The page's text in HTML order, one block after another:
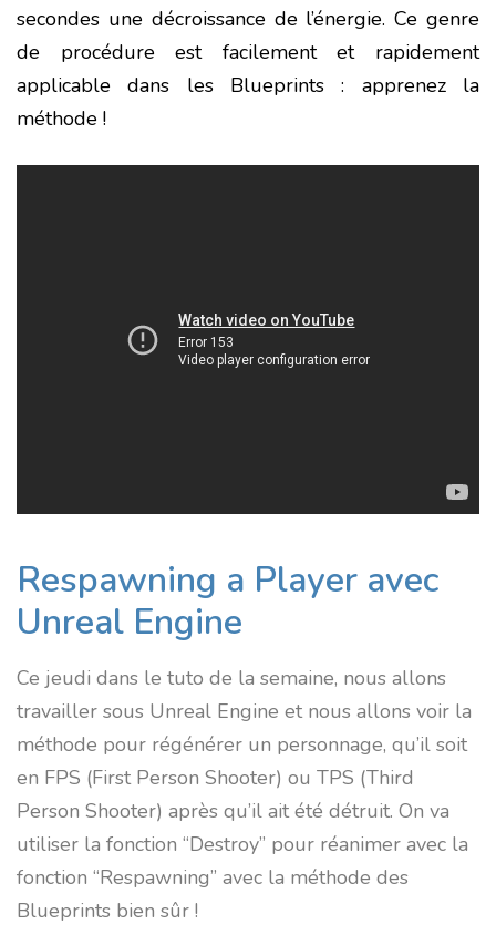
secondes une décroissance de l’énergie. Ce genre
de procédure est facilement et rapidement
applicable dans les Blueprints : apprenez la
méthode !
Respawning a Player avec
Unreal Engine
Ce jeudi dans le tuto de la semaine, nous allons
travailler sous Unreal Engine et nous allons voir la
méthode pour régénérer un personnage, qu’il soit
en FPS (First Person Shooter) ou TPS (Third
Person Shooter) après qu’il ait été détruit. On va
utiliser la fonction “Destroy” pour réanimer avec la
fonction “Respawning” avec la méthode des
Blueprints bien sûr !